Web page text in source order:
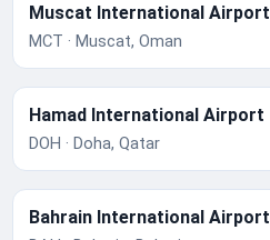
Muscat International Airport
MCT · Muscat, Oman
Hamad International Airport
DOH · Doha, Qatar
Bahrain International Airport